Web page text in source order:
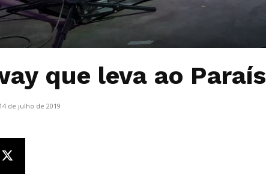
que leva ao
14 de julho de 2019